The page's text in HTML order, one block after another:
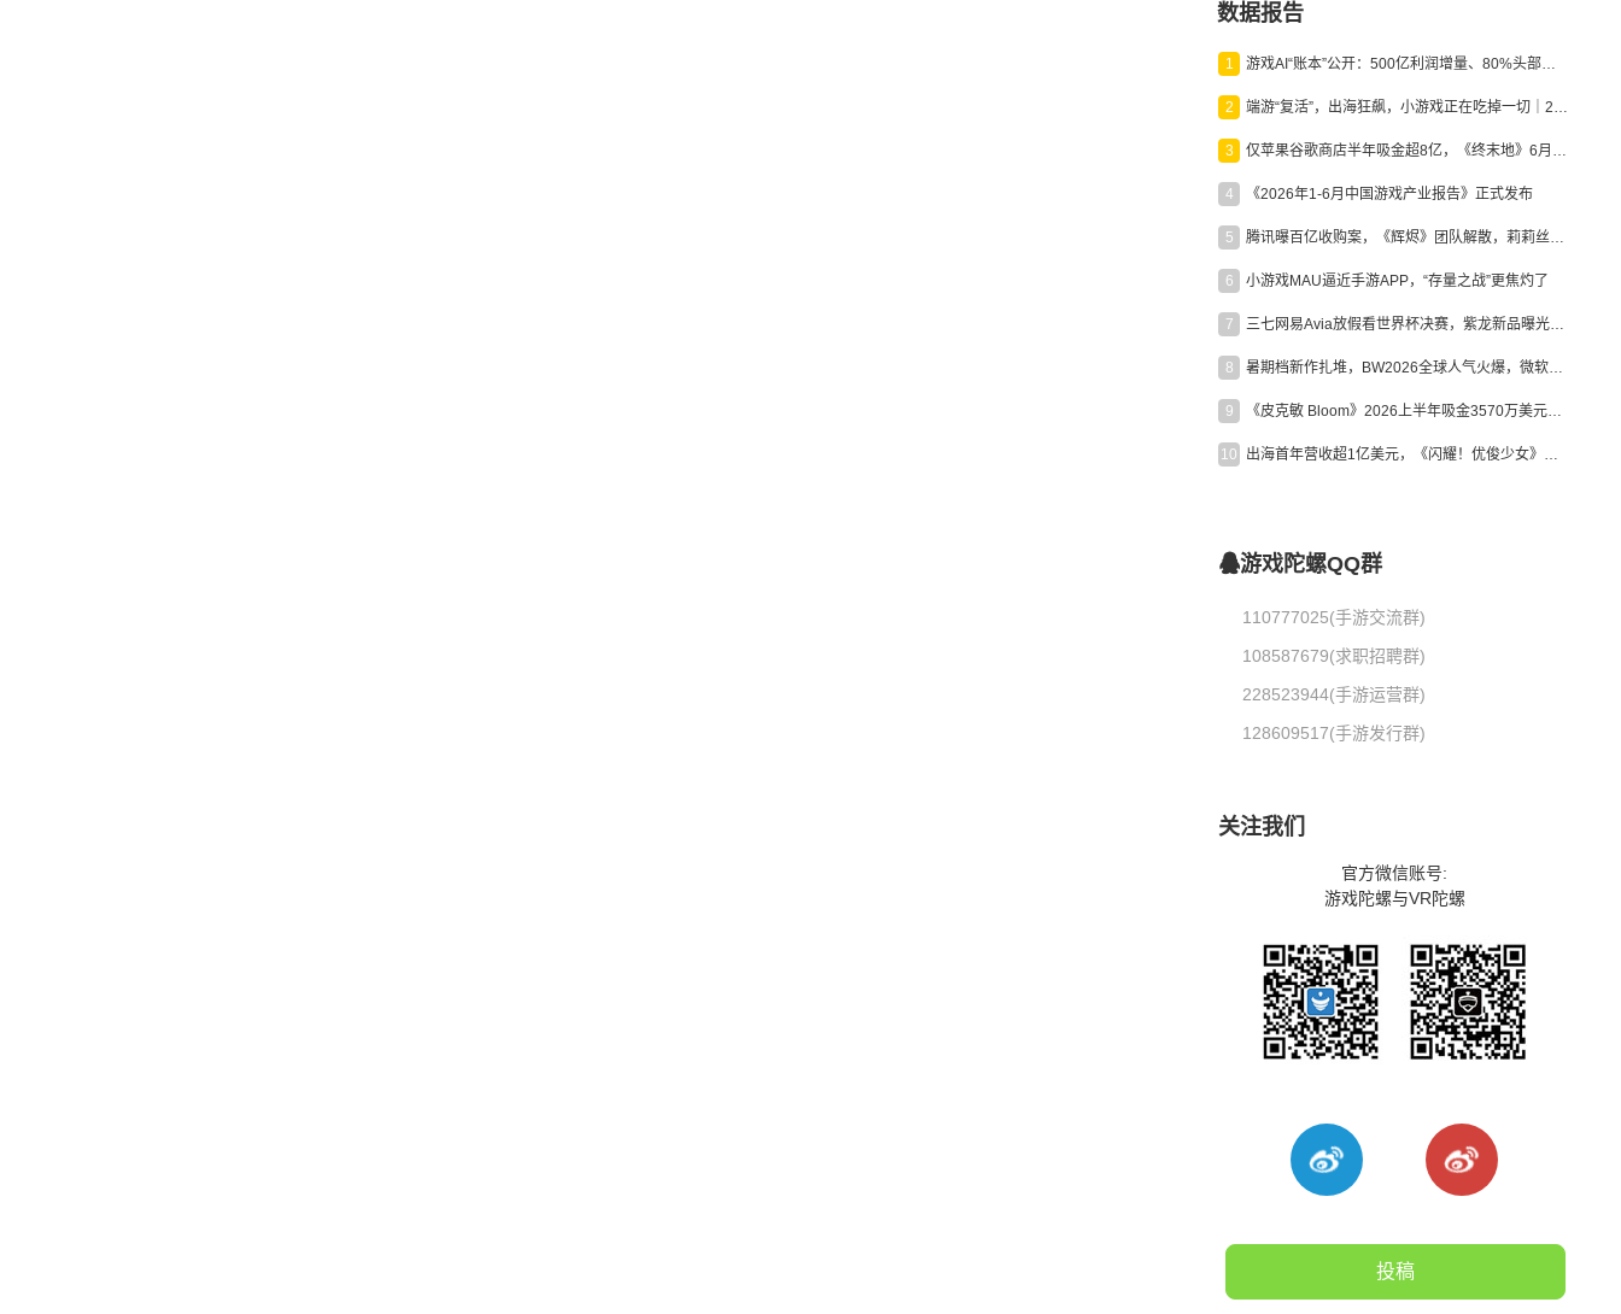
数据报告
1 游戏AI“账本”公开：500亿利润增量、80%头部入局，谁在闷声发财？
2 端游“复活”，出海狂飙，小游戏正在吃掉一切｜2026上半年产业报告
3 仅苹果谷歌商店半年吸金超8亿，《终末地》6月份收入显著回暖
4 《2026年1-6月中国游戏产业报告》正式发布
5 腾讯曝百亿收购案，《辉烬》团队解散，莉莉丝新作曝光｜陀螺周报
6 小游戏MAU逼近手游APP，“存量之战”更焦灼了
7 三七网易Avia放假看世界杯决赛，紫龙新品曝光，米哈游新作上线 | 陀螺周报
8 暑期档新作扎堆，BW2026全球人气火爆，微软XBOX大裁员|陀螺周报
9 《皮克敏 Bloom》2026上半年吸金3570万美元，中国台湾成最大市场
10 出海首年营收超1亿美元，《闪耀！优俊少女》美国市场占比达七成
游戏陀螺QQ群
110777025(手游交流群)
108587679(求职招聘群)
228523944(手游运营群)
128609517(手游发行群)
关注我们
官方微信账号:
游戏陀螺与VR陀螺
投稿